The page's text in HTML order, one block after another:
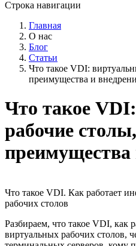
Строка навигации
Главная
О нас
Блог
Статьи
Что такое VDI:
преимущества и
Что такое
рабочие столы,
преимущества
Что такое VDI. Как работает
рабочих столов
Разбираем, что такое VDI, как
виртуальных рабочих столов,